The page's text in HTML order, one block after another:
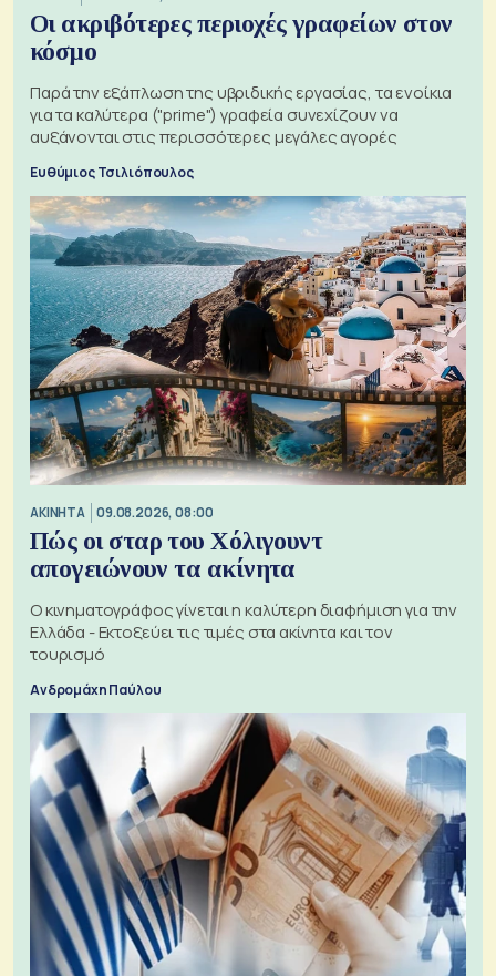
Οι ακριβότερες περιοχές γραφείων στον
κόσμο
Παρά την εξάπλωση της υβριδικής εργασίας, τα ενοίκια
για τα καλύτερα ("prime") γραφεία συνεχίζουν να
αυξάνονται στις περισσότερες μεγάλες αγορές
Ευθύμιος Τσιλιόπουλος
ΑΚΙΝΗΤΑ 09.08.2026, 08:00
Πώς οι σταρ του Χόλιγουντ
απογειώνουν τα ακίνητα
Ο κινηματογράφος γίνεται η καλύτερη διαφήμιση για την
Ελλάδα - Εκτοξεύει τις τιμές στα ακίνητα και τον
τουρισμό
Ανδρομάχη Παύλου